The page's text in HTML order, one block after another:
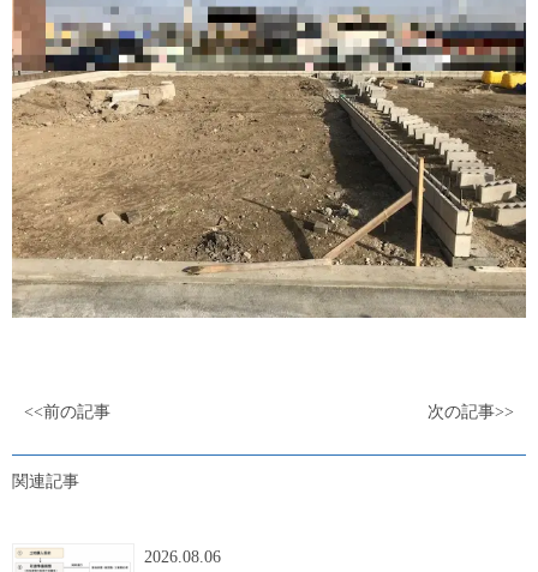
<<前の記事 次の記事>>
関連記事
2026.08.06